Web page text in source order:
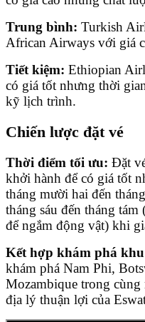
Trung bình: Turkish
African Airways với giá
Tiết kiệm: Ethiopian
có giá tốt nhưng thời
kỹ lịch trình.
Chiến lược đặt vé
Thời điểm tối ưu: Đặt
khởi hành để có giá tốt
tháng mười hai đến
tháng sáu đến tháng
để ngắm động vật) khi
Kết hợp khám phá
khám phá Nam Phi,
Mozambique trong
địa lý thuận lợi của